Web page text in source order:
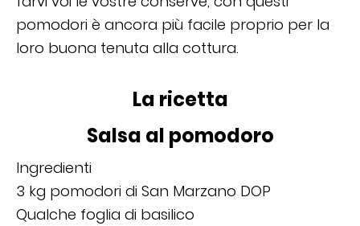
pomodori è ancora più facile proprio per la
loro buona tenuta alla cottura.
La ricetta
Salsa al pomodoro
Ingredienti
3 kg pomodori di San Marzano DOP
Qualche foglia di basilico